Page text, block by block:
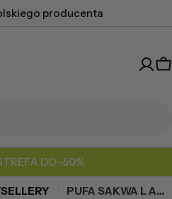
producenta
DO -50%
PUFA SAKWA L AMORE PLUSZ